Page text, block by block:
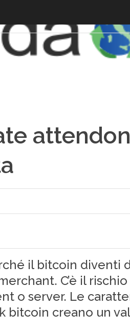
il bitcoin diventi
C’è il
o server. Le
creano un